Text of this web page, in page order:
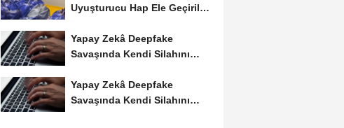
Uyuşturucu Hap Ele Geçirildi:
Yapay Zekâ Deepfake
Savaşında Kendi Silahını
Yapay Zekâ Deepfake
Savaşında Kendi Silahını